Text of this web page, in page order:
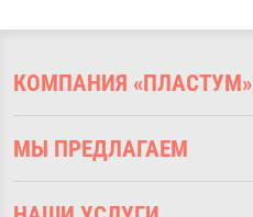
КОМПАНИЯ «ПЛАСТУМ»
Оплата
Доставка
Наши услуги
МЫ ПРЕДЛАГАЕМ